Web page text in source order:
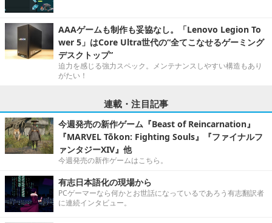
AAAゲームも制作も妥協なし。「Lenovo Legion To
wer 5」はCore Ultra世代の“全てこなせるゲーミング
デスクトップ”
迫力を感じる強力スペック。メンテナンスしやすい構造もあり
がたい！
連載・注目記事
今週発売の新作ゲーム『Beast of Reincarnation』
『MARVEL Tōkon: Fighting Souls』『ファイナルフ
ァンタジーXIV』他
今週発売の新作ゲームはこちら。
有志日本語化の現場から
PCゲーマーなら何かとお世話になっているであろう有志翻訳者
に連続インタビュー。